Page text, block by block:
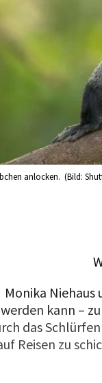
anlocken. (Bild:
Monika Niehaus
werden kann –
das
Reisen zu